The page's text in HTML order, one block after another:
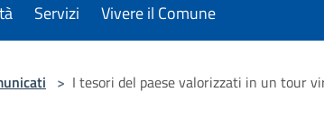
Servizi Vivere il Comune
> I tesori del paese valorizzati in un tour